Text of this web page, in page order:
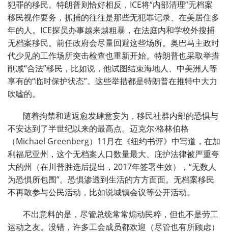
犯罪的移民。特朗普则恰好相反，ICE将“内部清理”无档案
移民视作要务，抓捕的往往是那些无犯罪记录、在美居住多
年的人。ICE探员办事越来越粗暴，在法庭内和学校外搜捕
无档案移民。前任政府会尽量回避这些场所。奥巴马主政时
代少见的工作场所突击检查也重新开始。特朗普也采取举措
削减“合法”移民，比如说，他试图结束海地人、中美洲人等
享有的“临时保护状态”。这些举措都是特朗普在推特中大力
吹嘘的。
随着拘禁和遣返愈发肆意妄为，移民社群内部的恐惧与
不安达到了半世纪以来的最高点。迈克尔·格林伯格
（Michael Greenberg）11月在《纽约书评》中写道，在加
利福尼亚州，这个无档案人口数量最大、庇护法律被严重夸
大的州（在川普胜选后提出，2017年签署生效），“无数人
为恐惧所包围”。恐惧渗透到生活的方方面面。无档案移民
不再敢参与公民活动，比如说城镇会议等公开活动。
不出意料的是，尽管总统常常煽动民粹，但也不是劳工
运动之友。没错，许多工会成员都欢迎（尽管也有所顾虑）